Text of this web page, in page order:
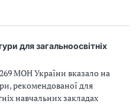
для загальноосвітніх
МОН України вказало на
рекомендованої для
навчальних закладах